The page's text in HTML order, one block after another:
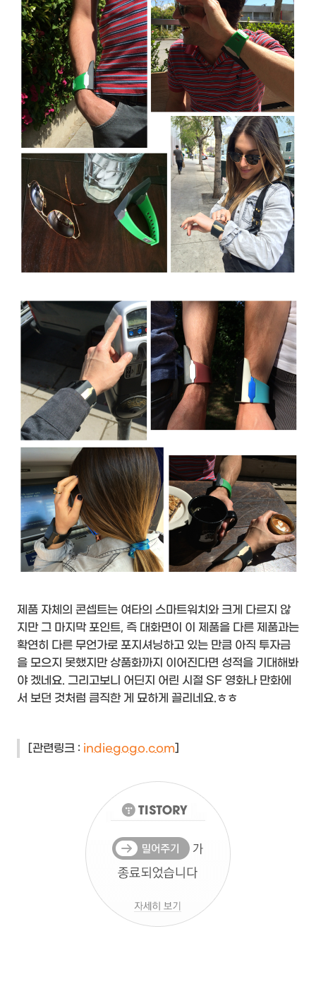
제품 자체의 콘셉트는 여타의 스마트워치와 크게 다르지 않
지만 그 마지막 포인트, 즉 대화면이 이 제품을 다른 제품과는
확연히 다른 무언가로 포지셔닝하고 있는 만큼 아직 투자금
을 모으지 못했지만 상품화까지 이어진다면 성적을 기대해봐
야 겠네요. 그리고보니 어딘지 어린 시절 SF 영화나 만화에
서 보던 것처럼 큼직한 게 묘하게 끌리네요.ㅎㅎ
[관련링크 : indiegogo.com]